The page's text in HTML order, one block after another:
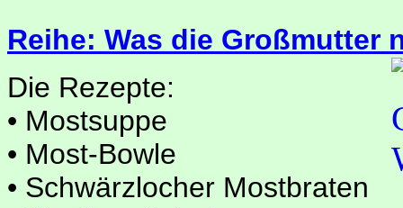
Reihe: Was die Großmutter
Die Rezepte:
• Mostsuppe
• Most-Bowle
• Schwärzlocher Mostbraten